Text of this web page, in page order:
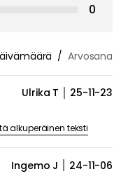
0
Arvosana
Ulrika T 25-11-23
alkuperäinen teksti
Ingemo J 24-11-06